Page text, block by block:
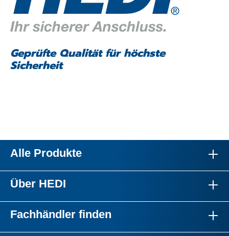
Geprüfte Qualität für höchste
Sicherheit
Alle Produkte
Über HEDI
Fachhändler finden